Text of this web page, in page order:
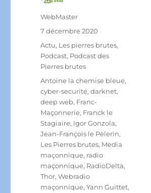
Auteur
WebMaster
Publié
le
7 décembre 2020
Catégories
Actu, Les pierres brutes,
Podcast, Podcast des
Pierres brutes
Étiquettes
Antoine la chemise bleue,
cyber-securité,darknet,
deep web, Franc-
Maçonnerie, Franck le
Stagiaire, Igor Gonzola,
Jean-François le Pèlerin,
Les Pierres brutes, Media
maçonnique, radio
maçonnique, RadioDelta,
Thor,Webradio
maçonnique,Yann Guittet,